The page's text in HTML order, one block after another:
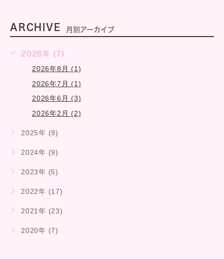
ARCHIVE 月別アーカイブ
2026年 (7)
2026年8月 (1)
2026年7月 (1)
2026年6月 (3)
2026年2月 (2)
2025年 (9)
2024年 (9)
2023年 (5)
2022年 (17)
2021年 (23)
2020年 (7)